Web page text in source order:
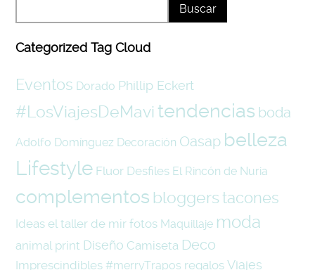
Categorized Tag Cloud
Eventos Dorado Phillip Eckert
#LosViajesDeMavi tendencias boda
Adolfo Domínguez Decoración Oasap belleza
Lifestyle Fluor Desfiles El Rincón de Nuria
complementos bloggers tacones
Ideas el taller de mir fotos Maquillaje moda
animal print Diseño Camiseta Deco
Imprescindibles #merryTrapos regalos Viajes